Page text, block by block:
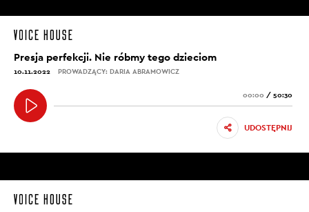
Presja perfekcji. Nie róbmy tego dzieciom
10.11.2022 PROWADZĄCY: DARIA ABRAMOWICZ
00:00 / 50:30
UDOSTĘPNIJ